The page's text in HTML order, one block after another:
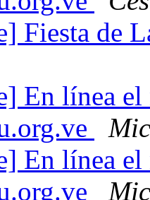
Fiesta de
En línea el
En línea el